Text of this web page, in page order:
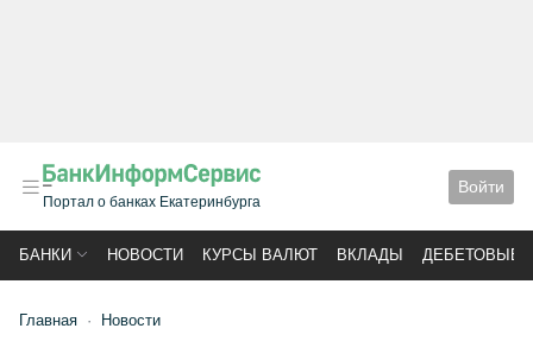
Портал о банках Екатеринбурга
Войти
БАНКИ НОВОСТИ КУРСЫ ВАЛЮТ ВКЛАДЫ ДЕБЕТОВЫЕ
Главная Новости